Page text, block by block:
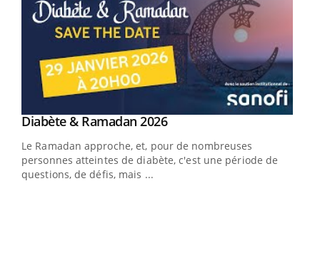
Youtube
Diabète & Ramadan 2026Youtube
Le Ramadan approche, et, pour de nombreuses
personnes atteintes de diabète, c'est une période de
questions, de défis, mais ...